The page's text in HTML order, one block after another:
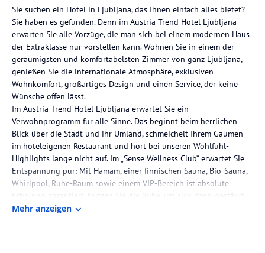
Sie suchen ein Hotel in Ljubljana, das Ihnen einfach alles bietet?
Sie haben es gefunden. Denn im Austria Trend Hotel Ljubljana
erwarten Sie alle Vorzüge, die man sich bei einem modernen Haus
der Extraklasse nur vorstellen kann. Wohnen Sie in einem der
geräumigsten und komfortabelsten Zimmer von ganz Ljubljana,
genießen Sie die internationale Atmosphäre, exklusiven
Wohnkomfort, großartiges Design und einen Service, der keine
Wünsche offen lässt.
Im Austria Trend Hotel Ljubljana erwartet Sie ein
Verwöhnprogramm für alle Sinne. Das beginnt beim herrlichen
Blick über die Stadt und ihr Umland, schmeichelt Ihrem Gaumen
im hoteleigenen Restaurant und hört bei unseren Wohlfühl-
Highlights lange nicht auf. Im „Sense Wellness Club“ erwartet Sie
Entspannung pur: Mit Hamam, einer finnischen Sauna, Bio-Sauna,
Whirlpool, Ruhe-Raum sowie einem VIP-Bereich ist absolute
Erholung garantiert. Nutzen Sie die Ruhe, um sich dann gestärkt
in Ljubljana ins Geschehen zu stürzen.
Mehr anzeigen